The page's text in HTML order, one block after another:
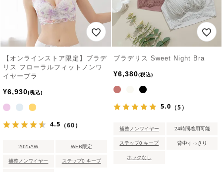
【オンラインストア限定】ブラデ
リス フローラルフィットノンワ
イヤーブラ
¥6,930 税込
4.5 （60）
2025AW WEB限定
補整ノンワイヤー ステップ0 キープ
ブラデリス Sweet Night Bra
¥6,380 税込
5.0 （5）
補整ノンワイヤー 24時間着用可能
ステップ0 キープ 背中すっきり
ホックなし